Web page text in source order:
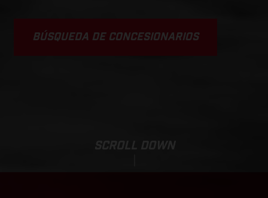
BÚSQUEDA DE CONCESIONARIOS
SCROLL DOWN